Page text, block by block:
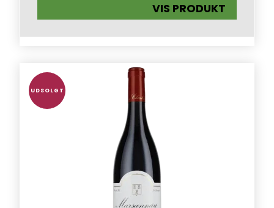
VIS PRODUKT
UDSOLGT